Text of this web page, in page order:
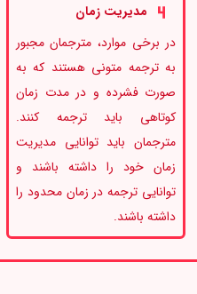
مدیریت زمان
در برخی موارد، مترجمان مجبور
به ترجمه متونی هستند که به
صورت فشرده و در مدت زمان
کوتاهی باید ترجمه کنند.
مترجمان باید توانایی مدیریت
زمان خود را داشته باشند و
توانایی ترجمه در زمان محدود را
داشته باشند.